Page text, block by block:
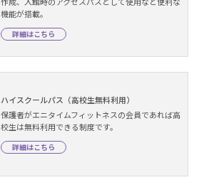
機能が搭載。
詳細はこちら
ハイスクールパス（高校生無料利用）
保護者がエニタイムフィットネスの会員であれば高
校生は無料利用できる制度です。
詳細はこちら